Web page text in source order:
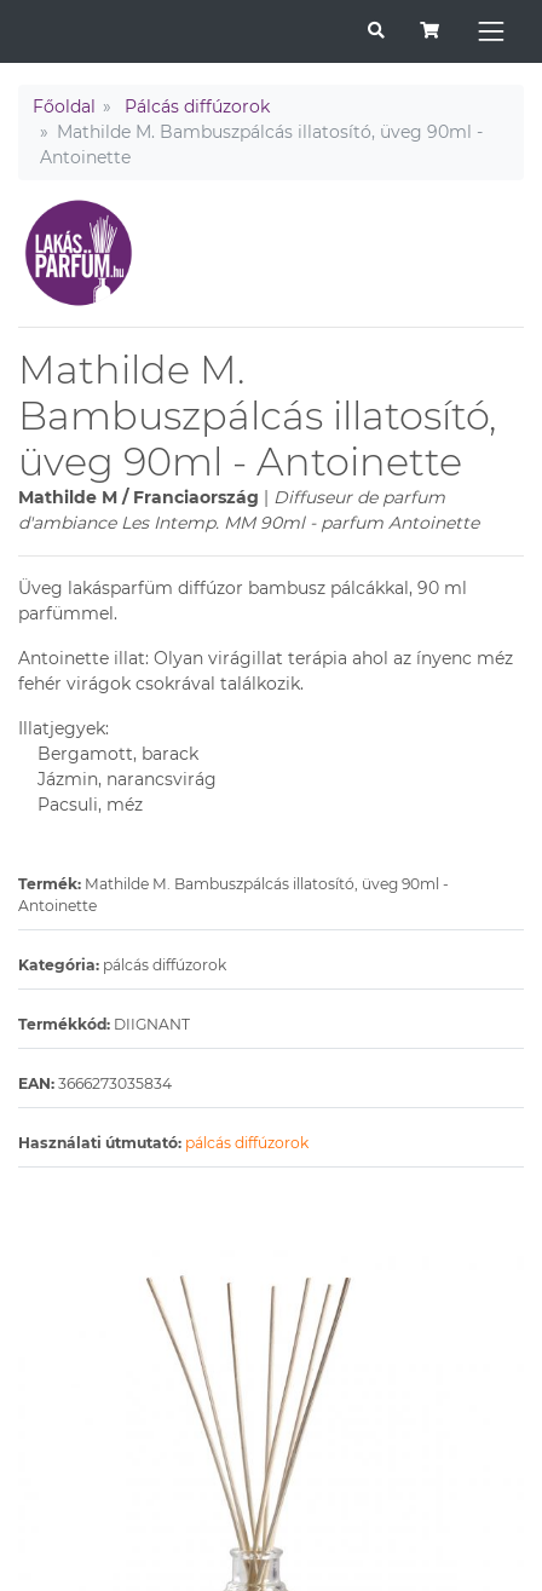
Főoldal
Pálcás diffúzorok
Mathilde M. Bambuszpálcás illatosító, üveg 90ml -
Antoinette
Mathilde M.
Bambuszpálcás illatosító,
üveg 90ml - Antoinette
Mathilde M / Franciaország | Diffuseur de parfum
d'ambiance Les Intemp. MM 90ml - parfum Antoinette
Üveg lakásparfüm diffúzor bambusz pálcákkal, 90 ml
parfümmel.
Antoinette illat: Olyan virágillat terápia ahol az ínyenc méz
fehér virágok csokrával találkozik.
Illatjegyek:
Bergamott, barack
Jázmin, narancsvirág
Pacsuli, méz
Termék: Mathilde M. Bambuszpálcás illatosító, üveg 90ml -
Antoinette
Kategória: pálcás diffúzorok
Termékkód: DIIGNANT
EAN: 3666273035834
Használati útmutató: pálcás diffúzorok